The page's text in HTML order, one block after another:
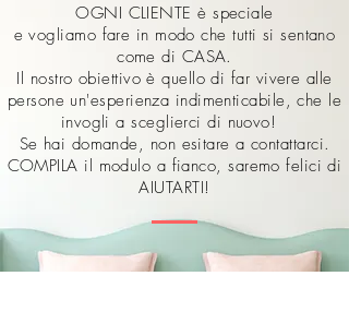
OGNI CLIENTE è speciale
e vogliamo fare in modo che tutti si sentano
come di CASA.
Il nostro obiettivo è quello di far vivere alle
persone un'esperienza indimenticabile, che le
invogli a sceglierci di nuovo!
Se hai domande, non esitare a contattarci.
COMPILA il modulo a fianco, saremo felici di
AIUTARTI!